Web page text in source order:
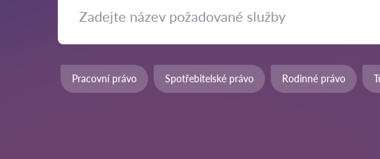
Pracovní právo Spotřebitelské právo Rodinné právo